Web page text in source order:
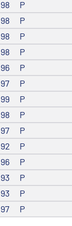
98
P
98
P
98
P
98
P
96
P
97
P
99
P
98
P
97
P
92
P
96
P
93
P
93
P
97 P